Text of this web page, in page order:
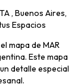
, Buenos Aires,
Espacios
mapa de MAR
Este mapa
detalle especial